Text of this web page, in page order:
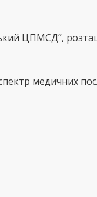
ЦПМСД”,
медичних